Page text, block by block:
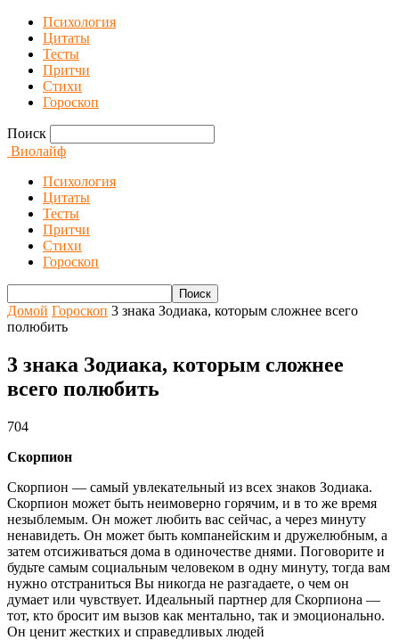
Психология
Цитаты
Тесты
Притчи
Стихи
Гороскоп
Поиск
Виолайф
Психология
Цитаты
Тесты
Притчи
Стихи
Гороскоп
Домой Гороскоп 3 знака Зодиака, которым сложнее всего
полюбить
3 знака Зодиака, которым сложнее
всего полюбить
704
Скорпион
Скорпион — самый увлекательный из всех знаков Зодиака.
Скорпион может быть неимоверно горячим, и в то же время
незыблемым. Он может любить вас сейчас, а через минуту
ненавидеть. Он может быть компанейским и дружелюбным, а
затем отсиживаться дома в одиночестве днями. Поговорите и
будьте самым социальным человеком в одну минуту, тогда вам
нужно отстраниться Вы никогда не разгадаете, о чем он
думает или чувствует. Идеальный партнер для Скорпиона —
тот, кто бросит им вызов как ментально, так и эмоционально.
Он ценит жестких и справедливых людей